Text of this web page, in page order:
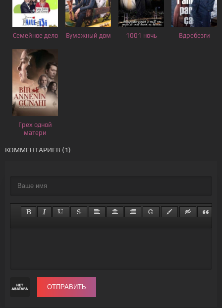
Семейное дело Бумажный дом 1001 ночь Вдребезги
Грех одной
матери
КОММЕНТАРИЕВ (1)
ОТПРАВИТЬ